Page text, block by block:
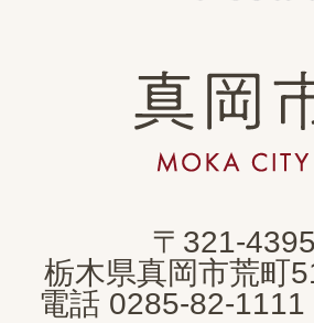
真
岡
市
CITY
〒321-
栃木県真岡市荒町
電話 0285-82-1111